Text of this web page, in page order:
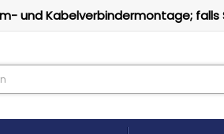
und Kabelverbindermontage;